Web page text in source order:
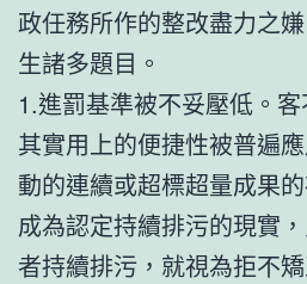
政任務所作的整改盡力之
生諸多題目。
1.進罰基準被不妥壓低。
其實用上的便捷性被普遍
動的連續或超標超量成果
成為認定持續排污的現實
者持續排污，就視為拒不